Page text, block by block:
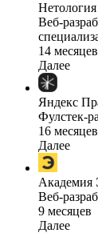
Нетология
Веб-
14 месяцев
Далее
Яндекс
Фулстек-
16 месяцев
Далее
Академия
Веб-
9 месяцев
Далее